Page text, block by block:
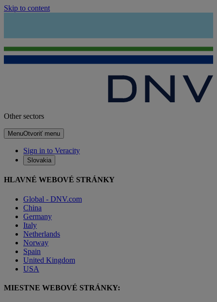
Skip to content
Other sectors
MenuOtvoriť menu
Sign in to Veracity
Slovakia
HLAVNÉ WEBOVÉ STRÁNKY
Global - DNV.com
China
Germany
Italy
Netherlands
Norway
Spain
United Kingdom
USA
MIESTNE WEBOVÉ STRÁNKY: